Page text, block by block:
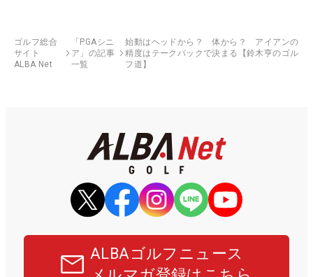
ゴルフ総合
サイト
ALBA Net
「PGAシニ
ア」の記事
一覧
始動はヘッドから？ 体から？ アイアンの
精度はテークバックで決まる【鈴木亨のゴル
フ道】
ALBAゴルフニュース